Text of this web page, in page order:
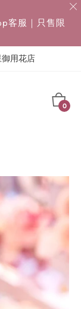
客服｜只售限
用花店
Cart
0